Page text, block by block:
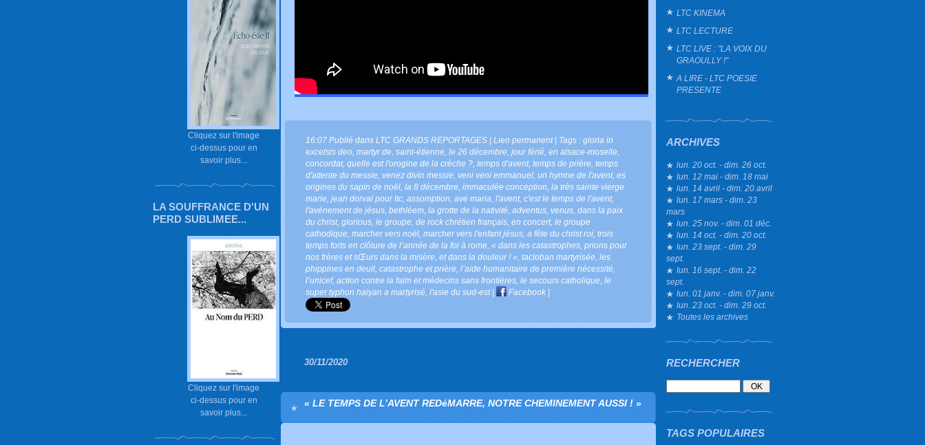
Cliquez sur l'image
ci-dessus pour en
savoir plus...
LA SOUFFRANCE D'UN
PERD SUBLIMEE...
Cliquez sur l'image
ci-dessus pour en
savoir plus...
LTC KINEMA
LTC LECTURE
LTC LIVE : "LA VOIX DU
GRAOULLY !"
A LIRE - LTC POESIE
PRESENTE
ARCHIVES
lun. 20 oct. - dim. 26 oct.
lun. 12 mai - dim. 18 mai
lun. 14 avril - dim. 20 avril
lun. 17 mars - dim. 23
mars
lun. 25 nov. - dim. 01 déc.
lun. 14 oct. - dim. 20 oct.
lun. 23 sept. - dim. 29
sept.
lun. 16 sept. - dim. 22
sept.
lun. 01 janv. - dim. 07 janv.
lun. 23 oct. - dim. 29 oct.
Toutes les archives
RECHERCHER
TAGS POPULAIRES
16:07 Publié dans LTC GRANDS REPORTAGES Lien permanent| Tags : gloria in
excelsis deo martyr de saint-étienne le 26 décembre jour férié en alsace-moselle
concordat, quelle est l'orogine de la crèche ? temps d'avent, temps de prière temps
d'attente du messie venez divin messie veni veni emmanuel un hymne de l'avent, es
origines du sapin de noël la 8 décembre immaculée conception la très sainte vierge
marie jean dorval pour ltc assomption avé maria l'avent, c'est le temps de l'avent,
l'avènement de jésus bethléem la grotte de la nativité adventus venus dans la paix
du christ, glorious le groupe de rock chrétien français en concert, le groupe
cathodique marcher vers noël marcher vers l'enfant jésus a fête du christ roi trois
temps forts en clôture de l’année de la foi à rome « dans les catastrophes prions pour
nos frères et sŒurs dans la misère et dans la douleur ! » tacloban martyrisée les
phippines en deuil catastrophe et prière l’aide humanitaire de première nécessité
l’unicef, action contre la faim et médecins sans frontières le secours catholique le
super typhon haiyan a martyrisé l'asie du sud-est| Facebook
30/11/2020
« LE TEMPS DE L’AVENT REDéMARRE, NOTRE CHEMINEMENT AUSSI ! »